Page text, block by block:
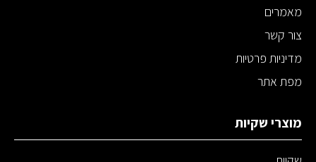
מאמרים
צור קשר
מדיניות פרטיות
מפת אתר
מוצרי שקיות